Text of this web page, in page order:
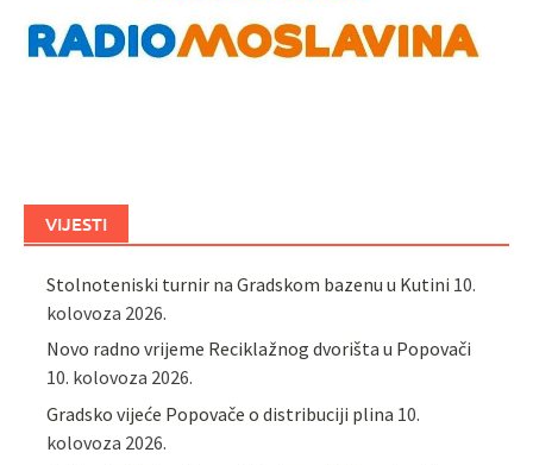
VIJESTI
Stolnoteniski turnir na Gradskom bazenu u Kutini 10.
kolovoza 2026.
Novo radno vrijeme Reciklažnog dvorišta u Popovači
10. kolovoza 2026.
Gradsko vijeće Popovače o distribuciji plina 10.
kolovoza 2026.